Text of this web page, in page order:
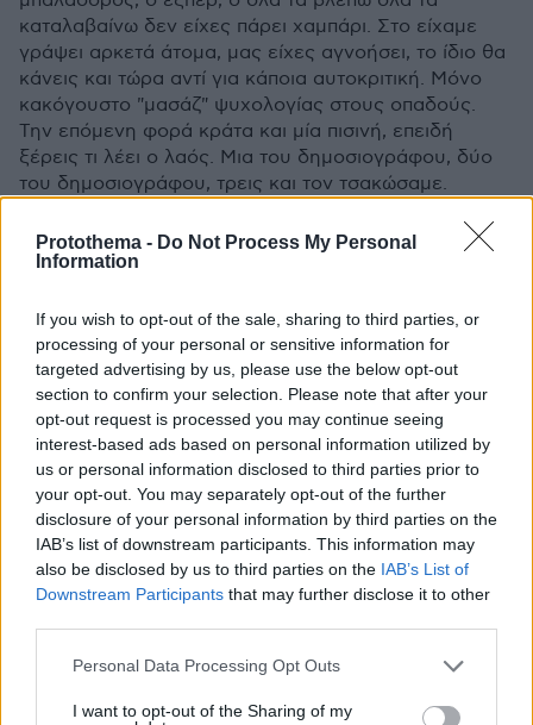
Protothema - Do Not Process My Personal
Information
If you wish to opt-out of the sale, sharing to third parties, or
processing of your personal or sensitive information for
targeted advertising by us, please use the below opt-out
section to confirm your selection. Please note that after your
opt-out request is processed you may continue seeing
interest-based ads based on personal information utilized by
us or personal information disclosed to third parties prior to
your opt-out. You may separately opt-out of the further
disclosure of your personal information by third parties on the
IAB’s list of downstream participants. This information may
also be disclosed by us to third parties on the IAB’s List of
Downstream Participants that may further disclose it to other
Please note that this website/app uses one or more Google
not limited to your visit or usage behaviour. You may click to
Personal Data Processing Opt Outs
I want to opt-out of the Sharing of my
καταλαβαίνω δεν είχες πάρει χαμπάρι. Στο είχαμε
γράψει αρκετά άτομα, μας είχες αγνοήσει, το ίδιο θα
κάνεις και τώρα αντί για κάποια αυτοκριτική. Μόνο
κακόγουστο "μασάζ" ψυχολογίας στους οπαδούς.
Την επόμενη φορά κράτα και μία πισινή, επειδή
ξέρεις τι λέει ο λαός. Μια του δημοσιογράφου, δύο
του δημοσιογράφου, τρεις και τον τσακώσαμε.
ΣΤ
Να αγιασει το στόμα σου φίλε μου.
ΑΠΑΝΤΗΣΗ
Ρε σεις...
15.05.2025, 10:06
και αυτό το ένα που πήρε με το γκολ του Μολδαβού
το πήρε...! Πριν το ματς ο ΠΑΟ το έπαιρνε....! Τι
γράφετε? ΘΑ τρελαθούμε?
ΑΠΑΝΤΗΣΗ
έτσι
15.05.2025, 03:08
πολύ ωραίο το άρθρο σου. Έτσι είναι η ζωή Κώστα.